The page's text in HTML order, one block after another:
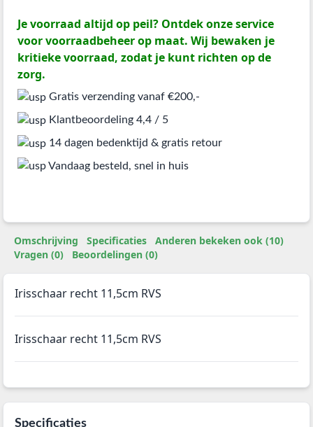
Je voorraad altijd op peil? Ontdek onze service
voor voorraadbeheer op maat. Wij bewaken je
kritieke voorraad, zodat je kunt richten op de
zorg.
Gratis verzending vanaf €200,-
Klantbeoordeling 4,4 / 5
14 dagen bedenktijd & gratis retour
Vandaag besteld, snel in huis
Omschrijving Specificaties
Anderen bekeken ook (10)
Vragen (0)
Beoordelingen (0)
Irisschaar recht 11,5cm RVS
Irisschaar recht 11,5cm RVS
Specificaties